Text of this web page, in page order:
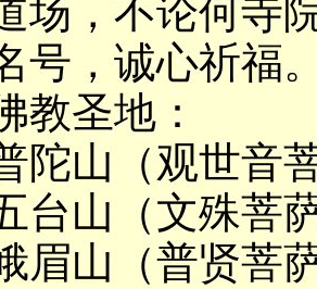
场，不论何寺
号，诚心祈福
教圣地：
陀山（观世音
台山（文殊菩
眉山（普贤菩